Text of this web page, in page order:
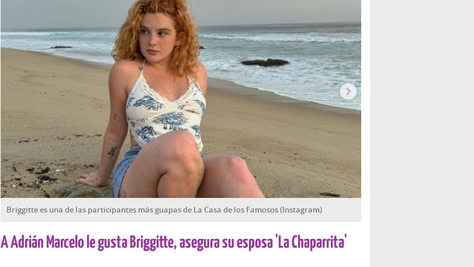
Briggitte es una de las participantes más guapas de La Casa de los Famosos (Instagram)
A Adrián Marcelo le gusta Briggitte, asegura su esposa 'La Chaparrita'